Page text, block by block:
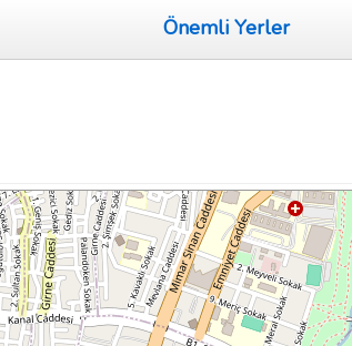
Önemli Yerler